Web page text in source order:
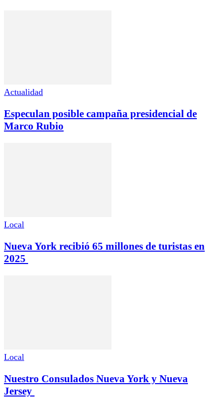
Actualidad
Especulan posible campaña presidencial de
Marco Rubio
Local
Nueva York recibió 65 millones de turistas en
2025
Local
Nuestro Consulados Nueva York y Nueva
Jersey